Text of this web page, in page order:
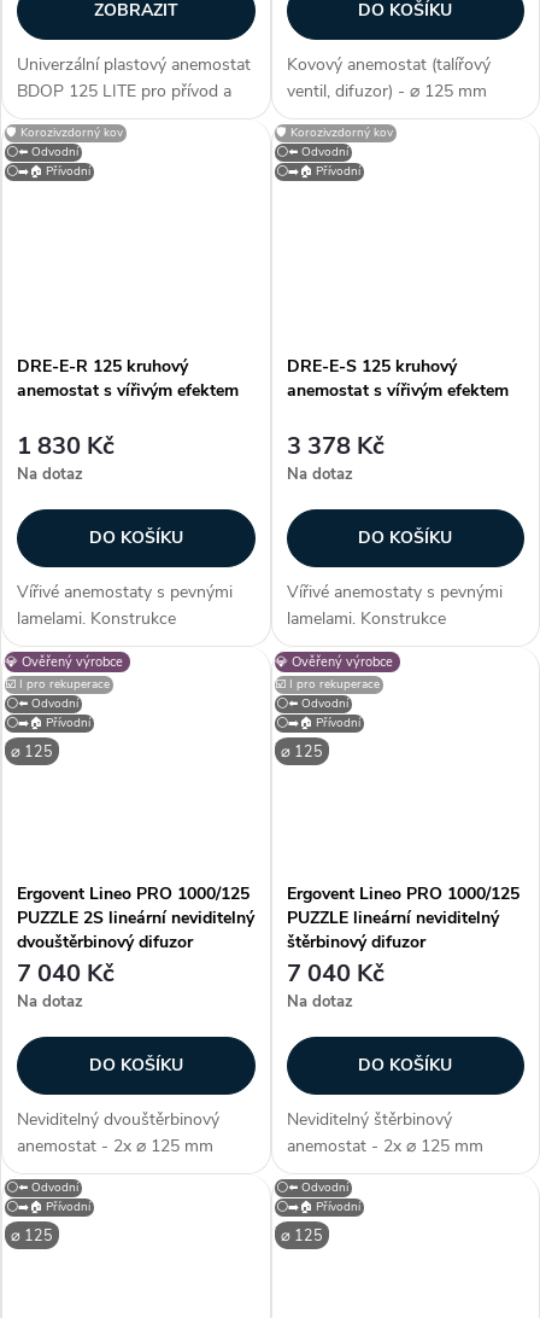
ZOBRAZIT
Univerzální plastový anemostat
BDOP 125 LITE pro přívod a
odvod vzduchu. Nastavení
proudění vzduchu je možné
pomocí deflektoru, který není
DO KOŠÍKU
Kovový anemostat (talířový
ventil, difuzor) - ⌀ 125 mm
(průměr), barva antracit (RAL
7016), univerzální (přívodní i
odvodní), ocel potažená
⚪⬅️ Odvodní
⚪➡️🏠 Přívodní
🛡️ Korozivzdorný kov
DRE-E-R 125 kruhový
anemostat s vířivým efektem
1 830 Kč
Na dotaz
DO KOŠÍKU
Vířivé anemostaty s pevnými
lamelami. Konstrukce
Anemostaty jsou vyrobeny z
ocelového plechu opatřeného
bílou vypalovací barvou (RAL
9010). Instalace Anemostaty
jsou určeny pro...
⚪⬅️ Odvodní
⚪➡️🏠 Přívodní
🛡️ Korozivzdorný kov
DRE-E-S 125 kruhový
anemostat s vířivým efektem
3 378 Kč
Na dotaz
DO KOŠÍKU
Vířivé anemostaty s pevnými
lamelami. Konstrukce
Anemostaty jsou vyrobeny z
ocelového plechu opatřeného
bílou vypalovací barvou (RAL
9010). Instalace Anemostaty
jsou určeny pro...
⌀ 125
💎 Ověřený výrobce
⚪⬅️ Odvodní
⚪➡️🏠 Přívodní
☑️ I pro rekuperace
Ergovent Lineo PRO 1000/125
PUZZLE 2S lineární neviditelný
dvouštěrbinový difuzor
7 040 Kč
Na dotaz
DO KOŠÍKU
Neviditelný dvouštěrbinový
anemostat - 2x ⌀ 125 mm
(průměr potrubí), verze
PROFILE PUZZLE - instalace
do sádrokartonu, technologie
PUZZLE lock, umožňuje spojení
⌀ 125
💎 Ověřený výrobce
⚪⬅️ Odvodní
⚪➡️🏠 Přívodní
☑️ I pro rekuperace
Ergovent Lineo PRO 1000/125
PUZZLE lineární neviditelný
štěrbinový difuzor
7 040 Kč
Na dotaz
DO KOŠÍKU
Neviditelný štěrbinový
anemostat - 2x ⌀ 125 mm
(průměr potrubí), verze
PROFILE PUZZLE - instalace
do sádrokartonu, technologie
PUZZLE lock, umožňuje spojení
⌀ 125
⚪⬅️ Odvodní
⚪➡️🏠 Přívodní
⌀ 125
⚪⬅️ Odvodní
⚪➡️🏠 Přívodní